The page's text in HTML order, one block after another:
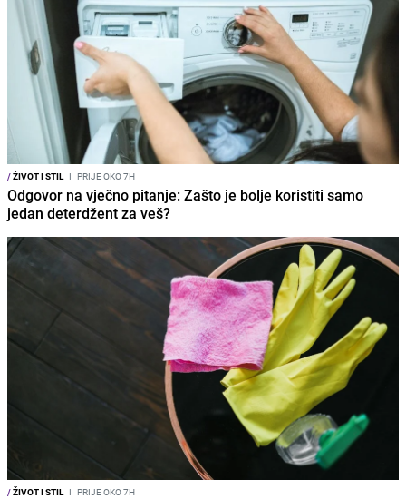
/ŽIVOT I STIL I PRIJE OKO 7H
Odgovor na vječno pitanje: Zašto je bolje koristiti samo
jedan deterdžent za veš?
/ŽIVOT I STIL I PRIJE OKO 7H